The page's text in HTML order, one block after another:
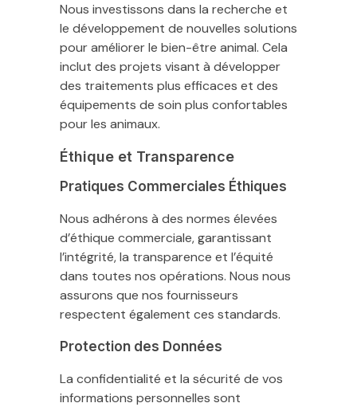
Nous investissons dans la recherche et
le développement de nouvelles solutions
pour améliorer le bien-être animal. Cela
inclut des projets visant à développer
des traitements plus efficaces et des
équipements de soin plus confortables
pour les animaux.
Éthique et Transparence
Pratiques Commerciales Éthiques
Nous adhérons à des normes élevées
d’éthique commerciale, garantissant
l’intégrité, la transparence et l’équité
dans toutes nos opérations. Nous nous
assurons que nos fournisseurs
respectent également ces standards.
Protection des Données
La confidentialité et la sécurité de vos
informations personnelles sont